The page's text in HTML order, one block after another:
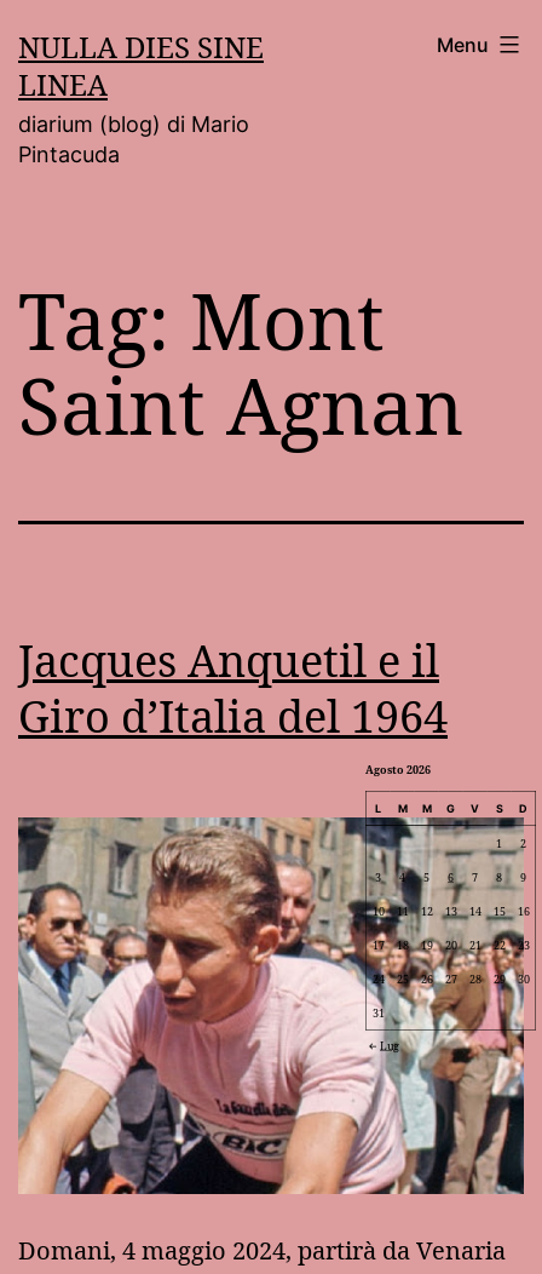
al
contenuto
NULLA DIES SINE
LINEA
diarium (blog) di Mario
Pintacuda
Menu
Tag: Mont
Saint Agnan
Jacques Anquetil e il
Giro d’Italia del 1964
Domani, 4 maggio 2024, partirà da Venaria
Agosto 2026
L M M G V S D
1 2
3 4 5 6 7 8 9
10 11 12 13 14 15 16
17 18 19 20 21 22 23
24 25 26 27 28 29 30
31
Lug